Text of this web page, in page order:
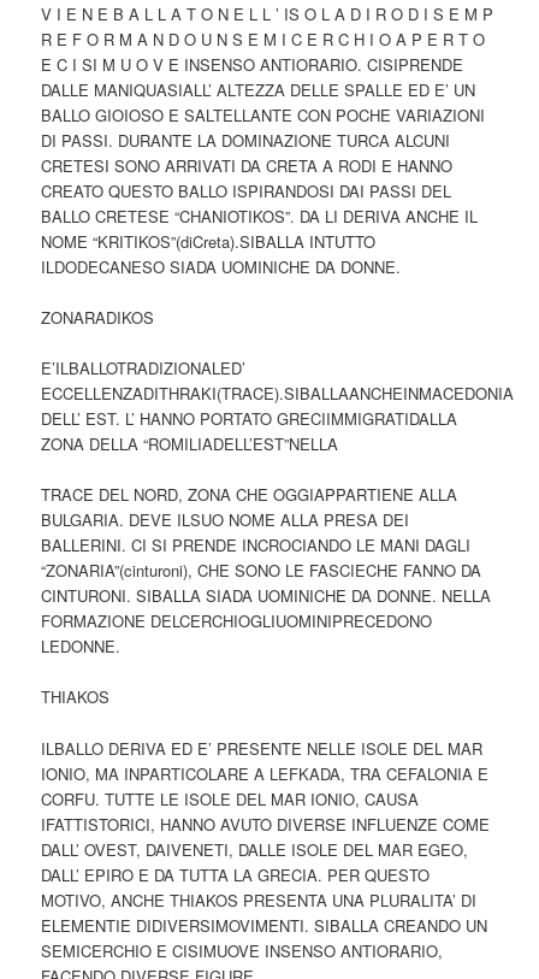
V I E N E B A L L A T O N E L L ’ IS O L A D I R O D I S E M P
R E F O R M A N D O U N S E M I C E R C H I O A P E R T O
E C I SI M U O V E INSENSO ANTIORARIO. CISIPRENDE
DALLE MANIQUASIALL’ ALTEZZA DELLE SPALLE ED E’ UN
BALLO GIOIOSO E SALTELLANTE CON POCHE VARIAZIONI
DI PASSI. DURANTE LA DOMINAZIONE TURCA ALCUNI
CRETESI SONO ARRIVATI DA CRETA A RODI E HANNO
CREATO QUESTO BALLO ISPIRANDOSI DAI PASSI DEL
BALLO CRETESE “CHANIOTIKOS”. DA LI DERIVA ANCHE IL
NOME “KRITIKOS”(diCreta).SIBALLA INTUTTO
ILDODECANESO SIADA UOMINICHE DA DONNE.
ZONARADIKOS
E’ILBALLOTRADIZIONALED’
ECCELLENZADITHRAKI(TRACE).SIBALLAANCHEINMACEDONIA
DELL’ EST. L’ HANNO PORTATO GRECIIMMIGRATIDALLA
ZONA DELLA “ROMILIADELL’EST”NELLA
TRACE DEL NORD, ZONA CHE OGGIAPPARTIENE ALLA
BULGARIA. DEVE ILSUO NOME ALLA PRESA DEI
BALLERINI. CI SI PRENDE INCROCIANDO LE MANI DAGLI
“ZONARIA”(cinturoni), CHE SONO LE FASCIECHE FANNO DA
CINTURONI. SIBALLA SIADA UOMINICHE DA DONNE. NELLA
FORMAZIONE DELCERCHIOGLIUOMINIPRECEDONO
LEDONNE.
THIAKOS
ILBALLO DERIVA ED E’ PRESENTE NELLE ISOLE DEL MAR
IONIO, MA INPARTICOLARE A LEFKADA, TRA CEFALONIA E
CORFU. TUTTE LE ISOLE DEL MAR IONIO, CAUSA
IFATTISTORICI, HANNO AVUTO DIVERSE INFLUENZE COME
DALL’ OVEST, DAIVENETI, DALLE ISOLE DEL MAR EGEO,
DALL’ EPIRO E DA TUTTA LA GRECIA. PER QUESTO
MOTIVO, ANCHE THIAKOS PRESENTA UNA PLURALITA’ DI
ELEMENTIE DIDIVERSIMOVIMENTI. SIBALLA CREANDO UN
SEMICERCHIO E CISIMUOVE INSENSO ANTIORARIO,